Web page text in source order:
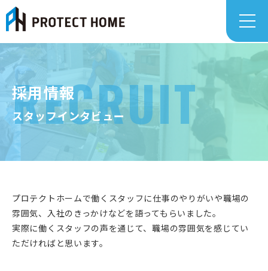
採用情報
スタッフインタビュー
プロテクトホームで働くスタッフに仕事のやりがいや職場の
雰囲気、入社のきっかけなどを語ってもらいました。
実際に働くスタッフの声を通じて、職場の雰囲気を感じてい
ただければと思います。